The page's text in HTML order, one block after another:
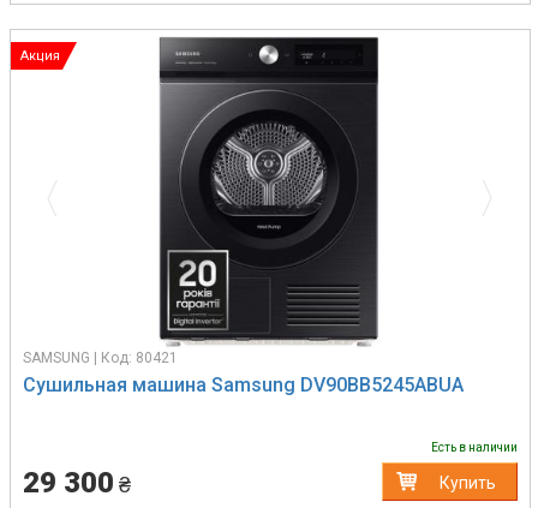
Акция
SAMSUNG | Код: 80421
Сушильная машина Samsung DV90BB5245ABUA
Есть в наличии
29 300 ₴ Купить